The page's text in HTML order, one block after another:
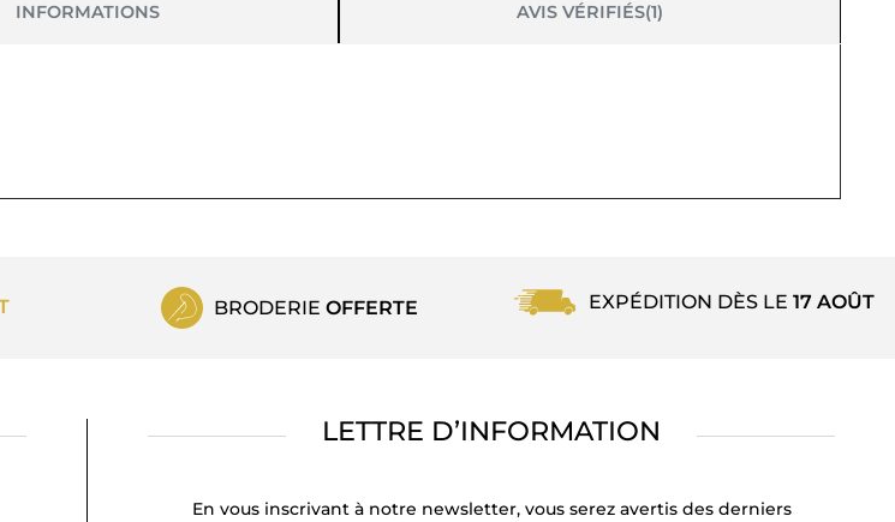
INFORMATIONS AVIS VÉRIFIÉS(1)
BRODERIE OFFERTE EXPÉDITION DÈS LE 17 AOÛT
LETTRE D’INFORMATION
En vous inscrivant à notre newsletter, vous serez avertis des derniers